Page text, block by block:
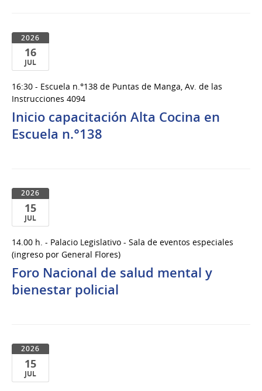
2026
16
JUL
de
Jul
del
2026
16:30 - Escuela n.°138 de Puntas de Manga, Av. de las
Instrucciones 4094
Inicio capacitación Alta Cocina en
Escuela n.°138
2026
15
JUL
de
Jul
del
2026
14.00 h. - Palacio Legislativo - Sala de eventos especiales
(ingreso por General Flores)
Foro Nacional de salud mental y
bienestar policial
2026
15
JUL